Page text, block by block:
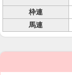
枠連
馬連